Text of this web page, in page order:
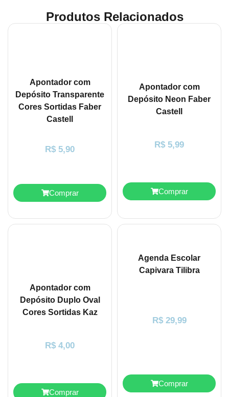
Produtos Relacionados
Apontador com
Depósito Transparente
Cores Sortidas Faber
Castell
R$ 5,90
Comprar
Apontador com
Depósito Neon Faber
Castell
R$ 5,99
Comprar
Apontador com
Depósito Duplo Oval
Cores Sortidas Kaz
R$ 4,00
Comprar
Agenda Escolar
Capivara Tilibra
R$29,99
Comprar